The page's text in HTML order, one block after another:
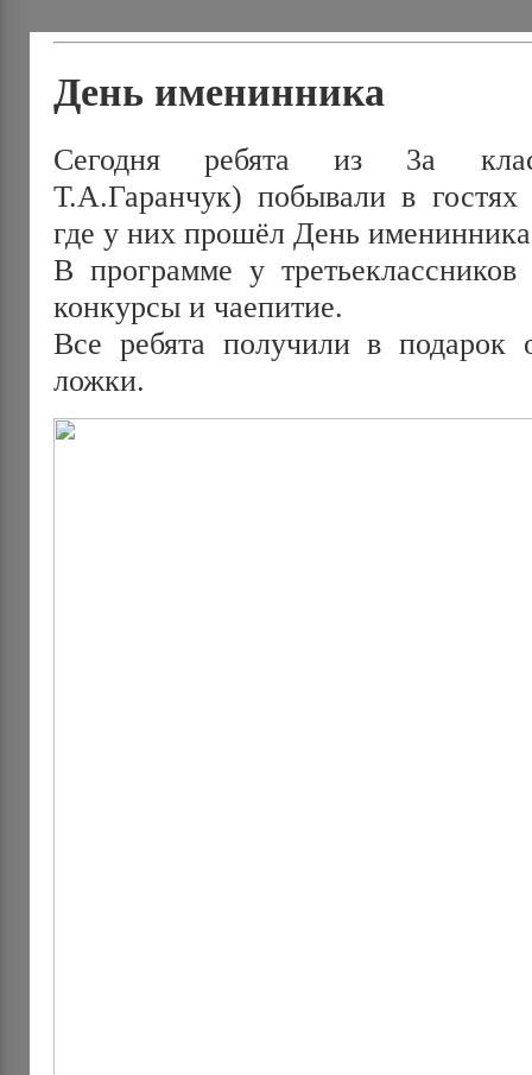
День именинника
Сегодня ребята из 3а
Т.А.Гаранчук) побывали в гостях
где у них прошёл День
В программе у третьеклассников
конкурсы и чаепитие.
Все ребята получили в подарок
ложки.